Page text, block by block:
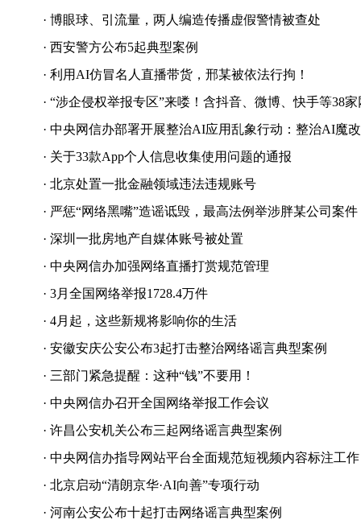
· 博眼球、引流量，两人编造传播虚假警情被查处
· 西安警方公布5起典型案例
· 利用AI仿冒名人直播带货，邢某被依法行拘！
· “涉企侵权举报专区”来喽！含抖音、微博、快手等38
· 中央网信办部署开展整治AI应用乱象行动：整治AI魔
· 关于33款App个人信息收集使用问题的通报
· 北京处置一批金融领域违法违规账号
· 严惩“网络黑嘴”造谣诋毁，最高法例举涉胖某公司案件
· 深圳一批房地产自媒体账号被处置
· 中央网信办加强网络直播打赏规范管理
· 3月全国网络举报1728.4万件
· 4月起，这些新规将影响你的生活
· 安徽安庆公安公布3起打击整治网络谣言典型案例
· 三部门紧急提醒：这种“钱”不要用！
· 中央网信办召开全国网络举报工作会议
· 许昌公安机关公布三起网络谣言典型案例
· 中央网信办指导网站平台全面规范短视频内容标注工作
· 北京启动“清朗京华·AI向善”专项行动
· 河南公安公布十起打击网络谣言典型案例